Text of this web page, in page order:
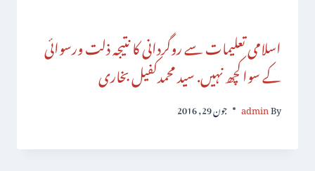
اسلامی تعلیمات سے روگردانی کا نتیجہ ذلت ورسوائی
کے سواکچھ نہیں. سید محمدکفیل بخاری
By
admin جون 29, 2016